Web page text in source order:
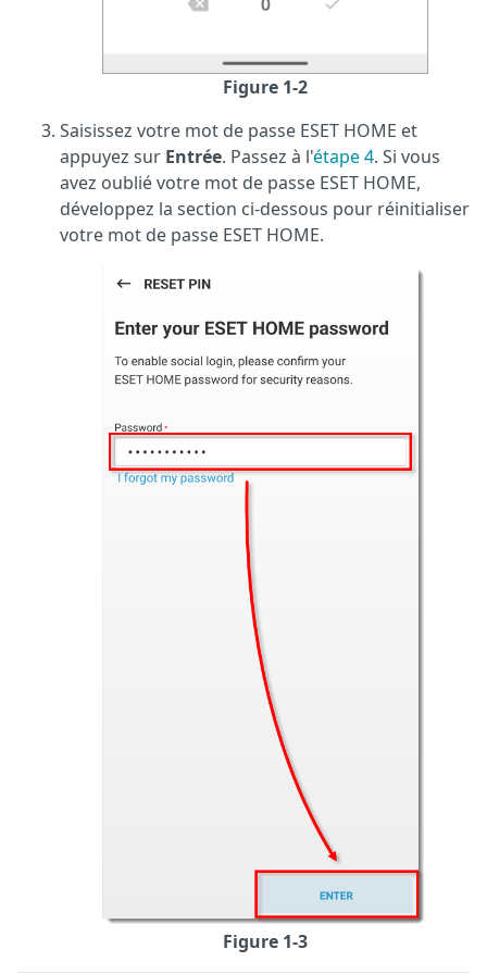
Figure 1-2
Saisissez votre mot de passe ESET HOME et
appuyez sur Entrée. Passez à l'étape 4. Si vous
avez oublié votre mot de passe ESET HOME,
développez la section ci-dessous pour réinitialiser
votre mot de passe ESET HOME.
Figure 1-3